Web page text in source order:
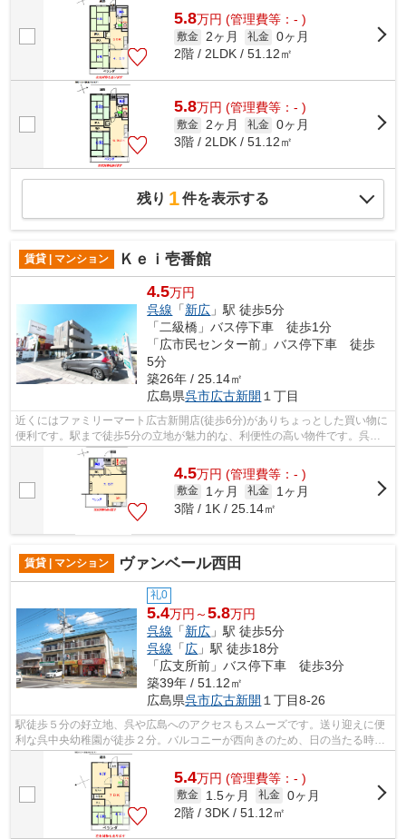
5.8万円 (管理費等：- )
敷金 2ヶ月 礼金 0ヶ月
2階 / 2LDK / 51.12㎡
5.8万円 (管理費等：- )
敷金 2ヶ月 礼金 0ヶ月
3階 / 2LDK / 51.12㎡
残り 1件を表示する
賃貸 | マンション Ｋｅｉ壱番館
4.5万円
呉線 「新広 」駅 徒歩5分
「二級橋」バス停下車 徒歩1分
「広市民センター前」バス停下車 徒歩
5分
築26年 / 25.14㎡
広島県呉市広古新開 １丁目
近くにはファミリーマート広古新開店(徒歩6分)がありちょっとした買い物に
便利です。駅まで徒歩5分の立地が魅力的な、利便性の高い物件です。呉市
で快適に暮らすのであれば、いつでも...
4.5万円 (管理費等：- )
敷金 1ヶ月 礼金
1ヶ月
3階 / 1K / 25.14㎡
賃貸 | マンション ヴァンベール西田
礼0
5.4万円～5.8万円
呉線 「新広 」駅 徒歩5分
呉線 「広 」駅 徒歩18分
「広支所前」バス停下車 徒歩3分
築39年 / 51.12㎡
広島県呉市広古新開 １丁目8-26
駅徒歩５分の好立地、呉や広島へのアクセスもスムーズです。送り迎えに便
利な呉中央幼稚園が徒歩２分。バルコニーが西向きのため、日の当たる時間
が長く、冬でもあたたかく過ごせます。
5.4万円 (管理費等：- )
敷金 1.5ヶ月 礼金 0ヶ月
2階 / 3DK / 51.12㎡